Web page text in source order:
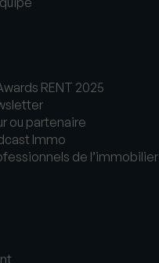
RENT 2025
ou partenaire
Immo
de l’immobilier